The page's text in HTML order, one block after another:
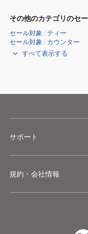
その他のカテゴリのセ
セール対象 /ティー
セール対象 / カウンター
すべて表示する
サポート
規約・会社情報